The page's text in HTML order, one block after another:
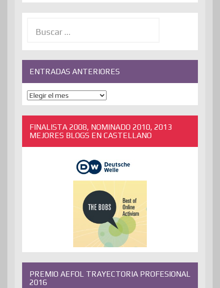
ENTRADAS ANTERIORES
ENTRADAS
ANTERIORES
FINALISTA 2008, NOMINADO 2010, 2013
MEJORES BLOGS EN CASTELLANO
PREMIO AEFOL TRAYECTORIA PROFESIONAL
2016